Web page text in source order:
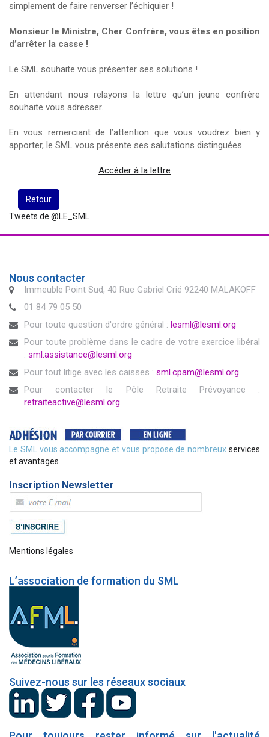
simplement de faire renverser l’échiquier !
Monsieur le Ministre, Cher Confrère, vous êtes en position
d’arrêter la casse !
Le SML souhaite vous présenter ses solutions !
En attendant nous relayons la lettre qu’un jeune confrère
souhaite vous adresser.
En vous remerciant de l’attention que vous voudrez bien y
apporter, le SML vous présente ses salutations distinguées.
Accéder à la lettre
Retour
Tweets de @LE_SML
Nous contacter
Immeuble Point Sud, 40 Rue Gabriel Crié 92240 MALAKOFF
01 84 79 05 50
Pour toute question d'ordre général : lesml@lesml.org
Pour toute problème dans le cadre de votre exercice libéral
: sml.assistance@lesml.org
Pour tout litige avec les caisses : sml.cpam@lesml.org
Pour contacter le Pôle Retraite Prévoyance :
retraiteactive@lesml.org
Le SML vous accompagne et vous propose de nombreux services
et avantages
Inscription Newsletter
Mentions légales
L’association de formation du SML
Suivez-nous sur les réseaux sociaux